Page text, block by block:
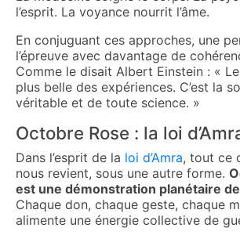
l’esprit. La voyance nourrit l’âme.
En conjuguant ces approches, une
l’épreuve avec davantage de
Comme le disait Albert Einstein : «
plus belle des expériences. C’est la
véritable et de toute science. »
Octobre Rose : la loi
Dans l’esprit de la loi d’Amra, tout ce
nous revient, sous une autre forme.
est une démonstration planétaire
Chaque don, chaque geste, chaque
alimente une énergie collective de